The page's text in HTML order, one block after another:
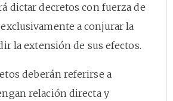
dictar decretos con fuerza de
a conjurar la
la extensión de sus efectos.
deberán referirse a
relación directa y